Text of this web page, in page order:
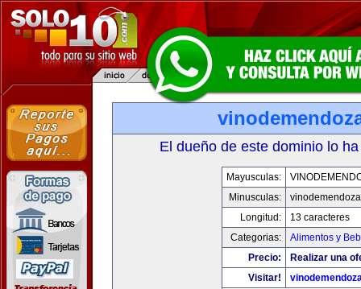
El dueño de este dominio lo
Mayusculas:
Minusculas:
Longitud:
13 caracteres
Categorias:
Alimentos y
Precio:
Realizar una
Visitar!